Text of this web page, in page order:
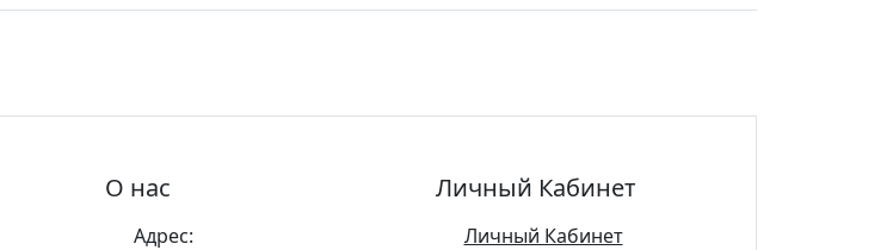
О нас
Адрес:
Личный Кабинет
Личный Кабинет